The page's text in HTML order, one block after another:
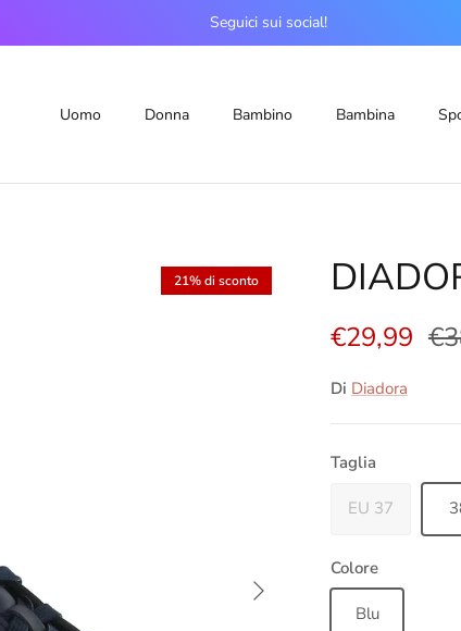
Seguici sui social!
Uomo Donna Bambino Bambina
Avanti
21% di sconto
€29,99
Di Diadora
Taglia
EU 37
Colore
Blu